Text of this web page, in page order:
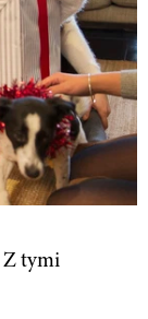
Z tymi